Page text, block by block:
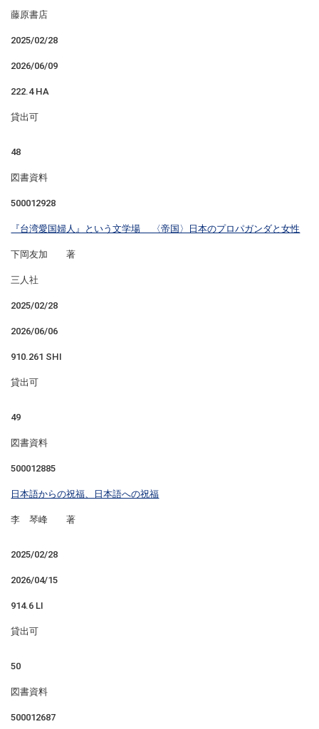
藤原書店
2025/02/28
2026/06/09
222.4 HA
貸出可
48
図書資料
500012928
『台湾愛国婦人』という文学場 〈帝国〉日本のプロパガンダと女性
下岡友加 著
三人社
2025/02/28
2026/06/06
910.261 SHI
貸出可
49
図書資料
500012885
日本語からの祝福、日本語への祝福
李 琴峰 著
2025/02/28
2026/04/15
914.6 LI
貸出可
50
図書資料
500012687